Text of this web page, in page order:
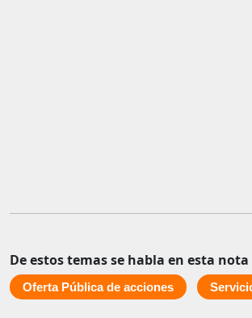
De estos temas se habla en esta nota
Oferta Pública de acciones